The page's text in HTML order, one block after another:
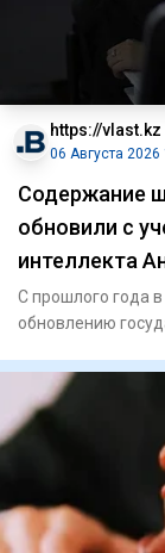
https://vlast.kz
06 Августа 2026
Содержание
обновили с
интеллекта
Власть
С прошлого года
обновлению